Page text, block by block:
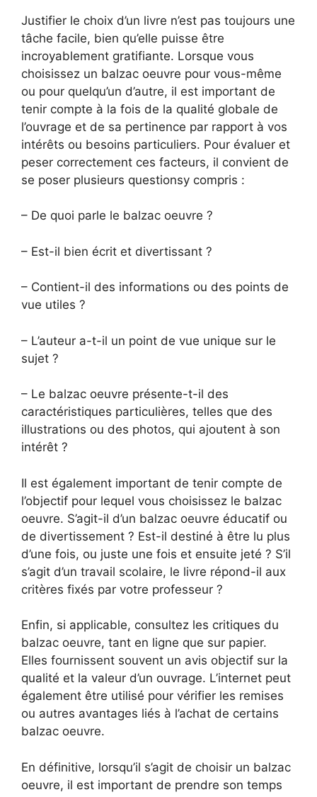
Justifier le choix d’un livre n’est pas toujours une
tâche facile, bien qu’elle puisse être
incroyablement gratifiante. Lorsque vous
choisissez un balzac oeuvre pour vous-même
ou pour quelqu’un d’autre, il est important de
tenir compte à la fois de la qualité globale de
l’ouvrage et de sa pertinence par rapport à vos
intérêts ou besoins particuliers. Pour évaluer et
peser correctement ces facteurs, il convient de
se poser plusieurs questionsy compris :
– De quoi parle le balzac oeuvre ?
– Est-il bien écrit et divertissant ?
– Contient-il des informations ou des points de
vue utiles ?
– L’auteur a-t-il un point de vue unique sur le
sujet ?
– Le balzac oeuvre présente-t-il des
caractéristiques particulières, telles que des
illustrations ou des photos, qui ajoutent à son
intérêt ?
Il est également important de tenir compte de
l’objectif pour lequel vous choisissez le balzac
oeuvre. S’agit-il d’un balzac oeuvre éducatif ou
de divertissement ? Est-il destiné à être lu plus
d’une fois, ou juste une fois et ensuite jeté ? S’il
s’agit d’un travail scolaire, le livre répond-il aux
critères fixés par votre professeur ?
Enfin, si applicable, consultez les critiques du
balzac oeuvre, tant en ligne que sur papier.
Elles fournissent souvent un avis objectif sur la
qualité et la valeur d’un ouvrage. L’internet peut
également être utilisé pour vérifier les remises
ou autres avantages liés à l’achat de certains
balzac oeuvre.
En définitive, lorsqu’il s’agit de choisir un balzac
oeuvre, il est important de prendre son temps